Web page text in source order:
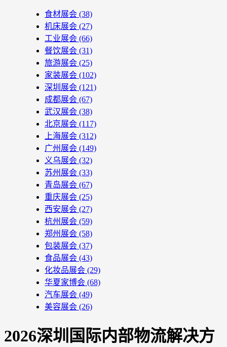
食材展会 (38)
机床展会 (27)
工业展会 (66)
餐饮展会 (31)
旅游展会 (25)
家装展会 (102)
深圳展会 (121)
成都展会 (67)
武汉展会 (38)
北京展会 (117)
上海展会 (312)
广州展会 (149)
义乌展会 (32)
苏州展会 (33)
青岛展会 (67)
重庆展会 (25)
西安展会 (27)
杭州展会 (59)
郑州展会 (58)
包装展会 (37)
食品展会 (43)
化妆品展会 (29)
华夏家博会 (68)
汽车展会 (49)
美容展会 (26)
​2026深圳国际内部物流解决方